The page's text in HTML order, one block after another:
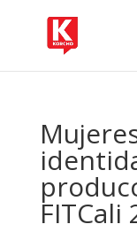
FITCali